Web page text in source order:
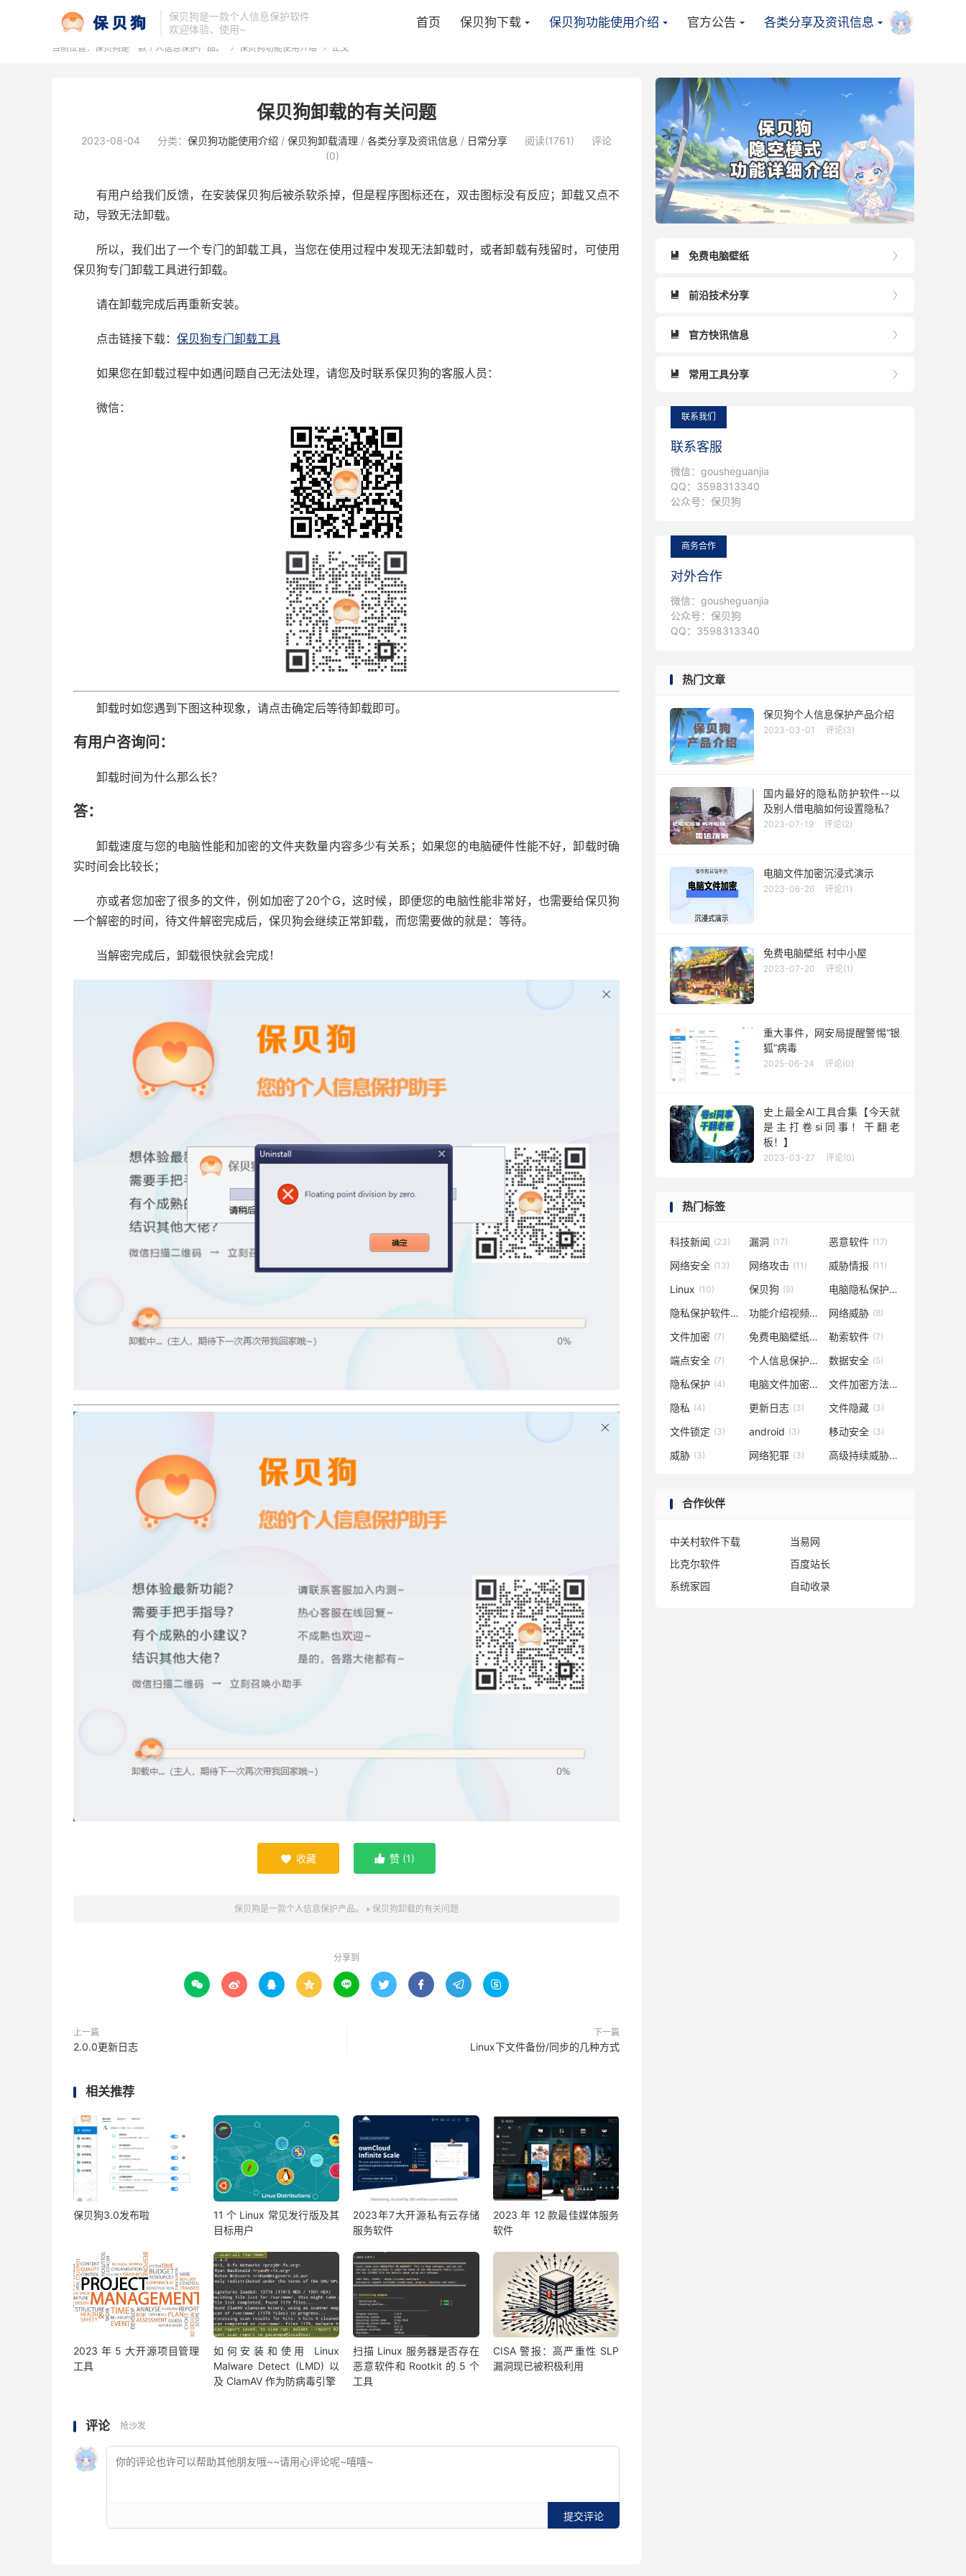
保贝狗是一款个人信息保护软件
欢迎体验、使用~
首页 保贝狗下载 保贝狗功能使用介绍 官方公告 各类分享及资讯信息 
当前位置： 保贝狗是一款个人信息保护产品。  保贝狗功能使用介绍  正文
保贝狗卸载的有关问题
2023-08-04 分类： 保贝狗功能使用介绍 / 保贝狗卸载清理 / 各类分享及资讯信息 / 日常分享 阅读(1761)
评论
(0)
有用户给我们反馈，在安装保贝狗后被杀软杀掉，但是程序图标还在，双击图标没有反应；卸载又点不
动，导致无法卸载。
所以，我们出了一个专门的卸载工具，当您在使用过程中发现无法卸载时，或者卸载有残留时，可使用
保贝狗专门卸载工具进行卸载。
请在卸载完成后再重新安装。
点击链接下载： 保贝狗专门卸载工具
如果您在卸载过程中如遇问题自己无法处理，请您及时联系保贝狗的客服人员：
微信：
卸载时如您遇到下图这种现象，请点击确定后等待卸载即可。
有用户咨询问：
卸载时间为什么那么长？
答：
卸载速度与您的电脑性能和加密的文件夹数量内容多少有关系；如果您的电脑硬件性能不好，卸载时确
实时间会比较长；
亦或者您加密了很多的文件，例如加密了20个G，这时候，即便您的电脑性能非常好，也需要给保贝狗
一个解密的时间，待文件解密完成后，保贝狗会继续正常卸载，而您需要做的就是：等待。
当解密完成后，卸载很快就会完成！
 收藏  赞 (1)
保贝狗是一款个人信息保护产品。 » 保贝狗卸载的有关问题
分享到
        
上一篇
2.0.0更新日志
下一篇
Linux下文件备份/同步的几种方式
相关推荐
保贝狗3.0发布啦
11 个 Linux 常见发行版及其
目标用户
2023年7大开源私有云存储
服务软件
2023 年 12 款最佳媒体服务
软件
2023 年 5 大开源项目管理
工具
如何安装和使用 Linux
Malware Detect (LMD) 以
及 ClamAV 作为防病毒引擎
扫描 Linux 服务器是否存在
恶意软件和 Rootkit 的 5 个
工具
CISA 警报：高严重性 SLP
漏洞现已被积极利用
评论 抢沙发
提交评论



 免费电脑壁纸

 前沿技术分享

 官方快讯信息

 常用工具分享
联系我们
联系客服
微信：gousheguanjia
QQ：3598313340
公众号：保贝狗
商务合作
对外合作
微信：gousheguanjia
公众号：保贝狗
QQ：3598313340
热门文章
保贝狗个人信息保护产品介绍
2023-03-01 评论(3)
国内最好的隐私防护软件--以
及别人借电脑如何设置隐私？
2023-07-19 评论(2)
电脑文件加密沉浸式演示
2023-06-26 评论(1)
免费电脑壁纸 村中小屋
2023-07-20 评论(1)
重大事件，网安局提醒警惕“银
狐”病毒
2025-06-24 评论(0)
史上最全AI工具合集【今天就
是主打卷si同事！干翻老
板！】
2023-03-27 评论(0)
热门标签
科技新闻 (23) 漏洞 (17) 恶意软件 (17)
网络安全 (13) 网络攻击 (11) 威胁情报 (11)
Linux (10) 保贝狗 (9) 电脑隐私保护
(9)
隐私保护软件
(8) 功能介绍视频(8) 网络威胁 (8)
文件加密 (7) 免费电脑壁纸(7) 勒索软件 (7)
端点安全 (7) 个人信息保护(5) 数据安全 (5)
隐私保护 (4) 电脑文件加密(4) 文件加密方法(4)
隐私 (4) 更新日志 (3) 文件隐藏 (3)
文件锁定 (3) android (3) 移动安全 (3)
威胁 (3) 网络犯罪 (3) 高级持续威胁(3)
合作伙伴
中关村软件下载
当易网
比克尔软件
百度站长
系统家园
自动收录